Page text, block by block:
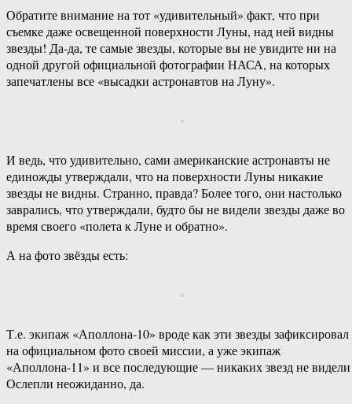
Обратите внимание на тот «удивительный» факт, что при
съемке даже освещенной поверхности Луны, над ней видны
звезды! Да-да, те самые звезды, которые вы не увидите ни на
одной другой официальной фотографии НАСА, на которых
запечатлены все «высадки астронавтов на Луну».
И ведь, что удивительно, сами американские астронавты не
единожды утверждали, что на поверхности Луны никакие
звезды не видны. Странно, правда? Более того, они настолько
заврались, что утверждали, будто бы не видели звезды даже во
время своего «полета к Луне и обратно».
А на фото звёзды есть:
Т.е. экипаж «Аполлона-10» вроде как эти звезды зафиксировал
на официальном фото своей миссии, а уже экипаж
«Аполлона-11» и все последующие — никаких звезд не
Ослепли неожиданно, да.